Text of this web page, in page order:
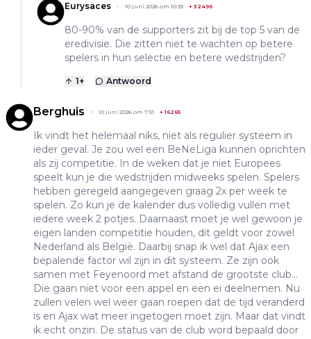
Eurysaces 10 juni 2026 om 10:33 + 32496
80-90% van de supporters zit bij de top 5 van de
eredivisie. Die zitten niet te wachten op betere
spelers in hun selectie en betere wedstrijden?
1+ Antwoord
Berghuis 10 juni 2026 om 7:51 +16265
Ik vindt het helemaal niks, niet als regulier systeem in
ieder geval. Je zou wel een BeNeLiga kunnen oprichten
als zij competitie. In de weken dat je niet Europees
speelt kun je die wedstrijden midweeks spelen. Spelers
hebben geregeld aangegeven graag 2x per week te
spelen. Zo kun je de kalender dus volledig vullen met
iedere week 2 potjes. Daarnaast moet je wel gewoon je
eigen landen competitie houden, dit geldt voor zowel
Nederland als België. Daarbij snap ik wel dat Ajax een
bepalende factor wil zijn in dit systeem. Ze zijn ook
samen met Feyenoord met afstand de grootste club...
Die gaan niet voor een appel en een ei deelnemen. Nu
zullen velen wel weer gaan roepen dat de tijd veranderd
is en Ajax wat meer ingetogen moet zijn. Maar dat vindt
ik echt onzin. De status van de club word bepaald door